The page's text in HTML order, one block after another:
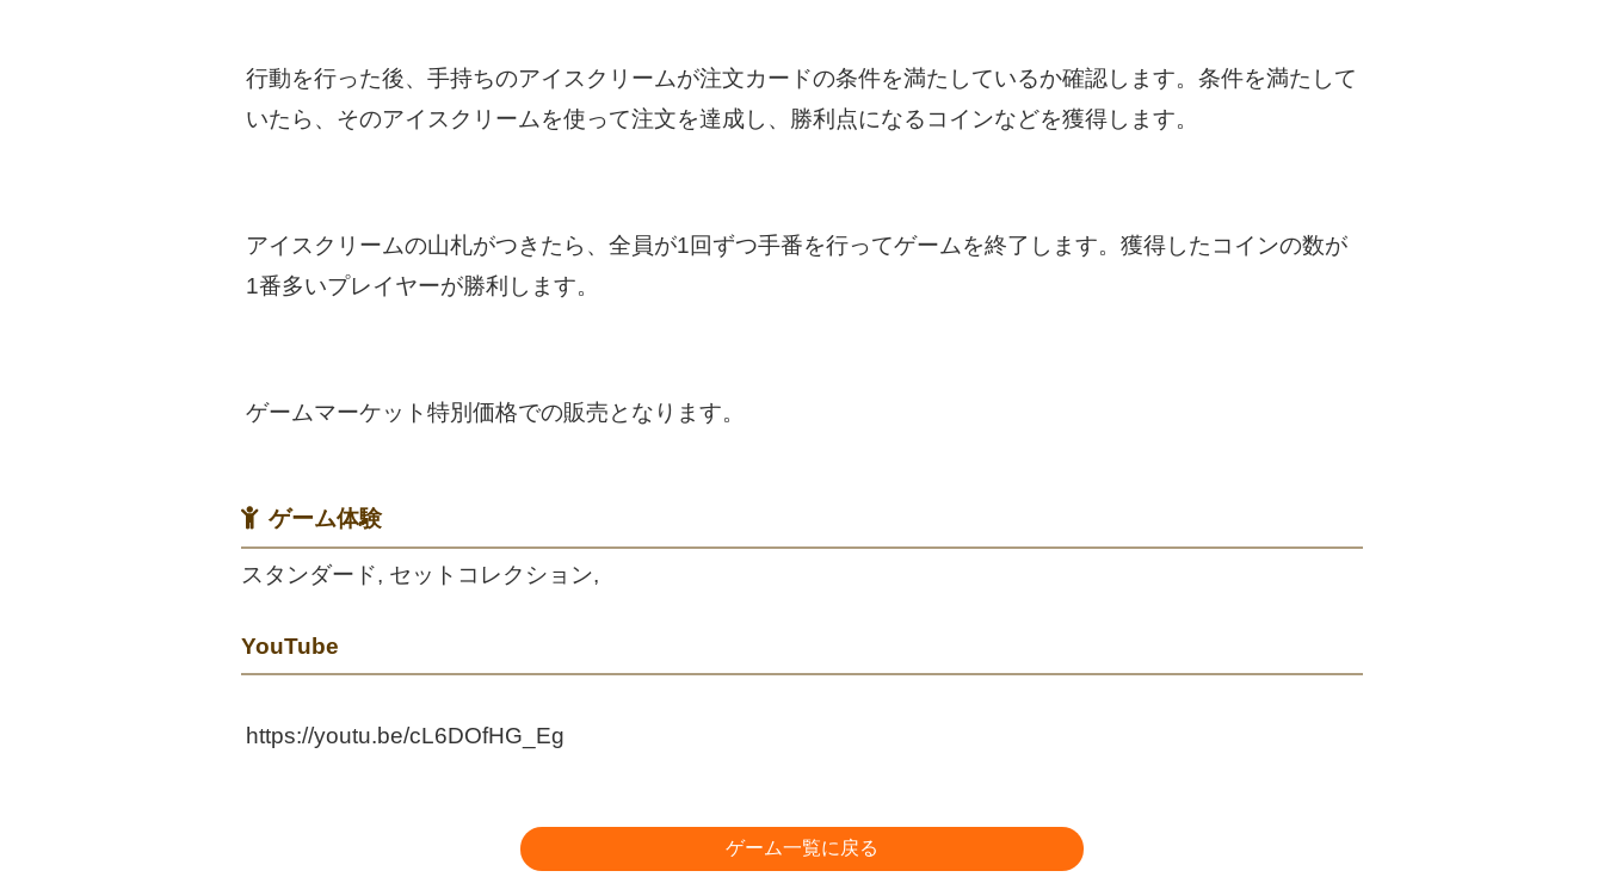
行動を行った後、手持ちのアイスクリームが注文カードの条件を満たしているか確認します。条件を満たして
いたら、そのアイスクリームを使って注文を達成し、勝利点になるコインなどを獲得します。
アイスクリームの山札がつきたら、全員が1回ずつ手番を行ってゲームを終了します。獲得したコインの数が
1番多いプレイヤーが勝利します。
ゲームマーケット特別価格での販売となります。
ゲーム体験
スタンダード, セットコレクション,
YouTube
https://youtu.be/cL6DOfHG_Eg
ゲーム一覧に戻る